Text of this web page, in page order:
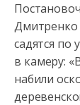
Дмитренко
садятся по
в камеру:
набили